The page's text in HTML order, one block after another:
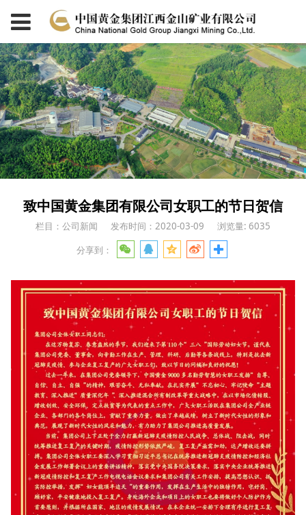
致中国黄金集团有限公司女职工的节日贺信
栏目：公司新闻 发布时间：2020-03-09
浏览量: 6035
分享到：